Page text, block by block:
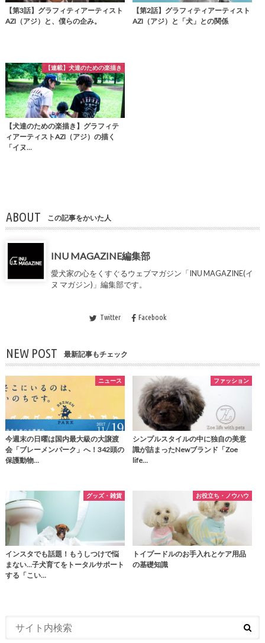
【第3話】グラフィティアーティスト
AZI（アジ）と、僕らの企み。
【第2話】グラフィティアーティスト
AZI（アジ）と「犬」との関係
【連載】犬達のための楽描き
【犬達のための楽描き】グラフィテ
ィアーティストAZI（アジ）の描く
「イヌ…
ABOUT この記事をかいた人
INU MAGAZINE編集部
愛犬家の心をくすぐるウェブマガジン「INU MAGAZINE(イ
ヌ マガジン)」編集部です。
Twitter Facebook
NEW POST 最新記事もチェック
ニュース
今週末の日曜は国内最大級の大譲渡
会「ブレーメンパーク」へ！342頭の
保護動物…
ファッション
シンプルスタイルの中に独自の美意
識が詰まったNewブランド「Zoe
life…
グッズ・雑貨
インスタでも話題！もうしつけで悩
まない…子犬育てをトータルサポート
する「こい…
お役立ち・ノウハウ
トイプードルのお手入れとケア用品
の基礎知識